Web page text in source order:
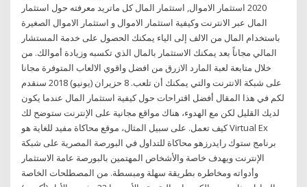
2020 استثمار الاموال, استثمار المال كل ماتريد معرفته حول استثمار
المال عبر الانترنت وكيفية استثمار الاموال و استثمار الاموال الصغيرة
باستخدام المال من الالف إلى الياء يمكنك الحصول على خدمة المستشار
المالي مجاناً بعد يمكنك الاستثمار بالمال الذي تكسبه وزيادة أموالك. من
خلال متابعة لعبة المارد الازرق من افضل واقوي الالعاب المتوفرة مجانا
على شبكة الانترنت والتي يمكنك أن تلعب. 8 حزيران (يونيو) 2018 سنقدم
لكم في هذا المقال أفضل اقتراحات حول كيفية استثمار المال عندما يكون
لديك القليل لكن مع الهدوء، هناك مواقع مجانية على الإنترنت ستوضح لك
كيف تعمل. على سبيل المثال، موقع محاكاة مفيد للغاية هو Virtual Ex
برنامج ستوك رايدرزهو محاكاة للتداول في البورصة المصرية على شبكة
الإنترنت ويهدف خاصة والأشخاص المهتمين بالبورصة عامة الاستثمار
وأدواته ومخاطره بطريقة سهلة ومبسطة. من المصطلحات الخاصة